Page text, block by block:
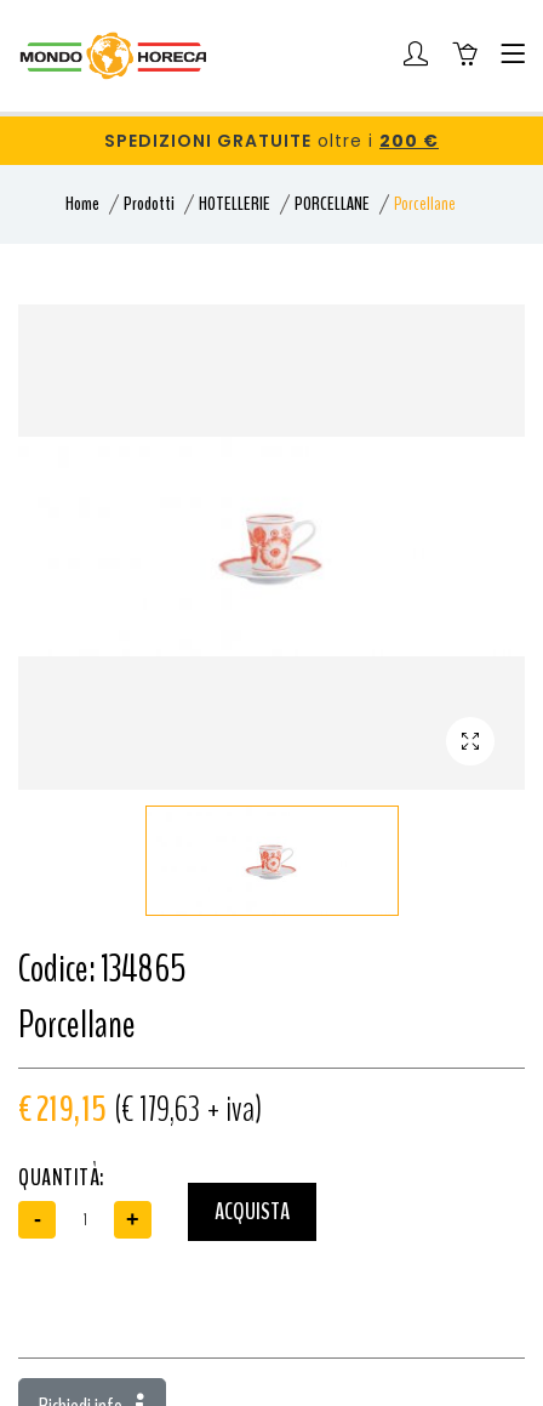
SPEDIZIONI GRATUITE oltre i 200 €
Home Prodotti HOTELLERIE PORCELLANE Porcellane
Codice: 134865
Porcellane
€ 219,15 (€ 179,63 + iva)
QUANTITÀ:
- + ACQUISTA